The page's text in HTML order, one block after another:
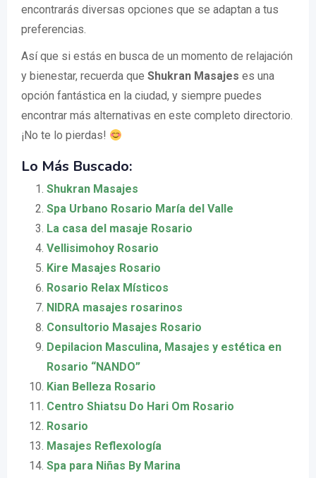
encontrarás diversas opciones que se adaptan a tus
preferencias.
Así que si estás en busca de un momento de relajación
y bienestar, recuerda que Shukran Masajes es una
opción fantástica en la ciudad, y siempre puedes
encontrar más alternativas en este completo directorio.
¡No te lo pierdas!
Lo Más Buscado:
Shukran Masajes
Spa Urbano Rosario María del Valle
La casa del masaje Rosario
Vellisimohoy Rosario
Kire Masajes Rosario
Rosario Relax Místicos
NIDRA masajes rosarinos
Consultorio Masajes Rosario
Depilacion Masculina, Masajes y estética en
Rosario “NANDO”
Kian Belleza Rosario
Centro Shiatsu Do Hari Om Rosario
Rosario
Masajes Reflexología
Spa para Niñas By Marina